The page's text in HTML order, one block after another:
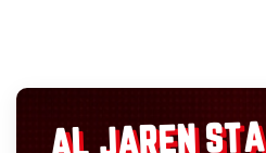
AL JAREN